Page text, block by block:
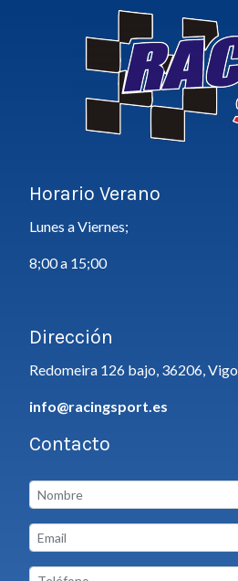
Horario Verano
Lunes a Viernes;
8;00 a 15;00
Dirección
Redomeira 126 bajo, 36206, Vigo
info@racingsport.es
Contacto